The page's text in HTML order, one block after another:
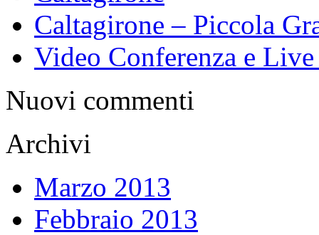
Caltagirone – Piccola
Video Conferenza e
Nuovi commenti
Archivi
Marzo 2013
Febbraio 2013